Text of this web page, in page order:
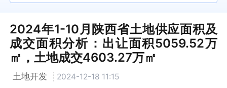
2024年1-10月陕西省土地供应面积及
成交面积分析：出让面积5059.52万
㎡，土地成交4603.27万㎡
土地开发 2024-12-18 11:15